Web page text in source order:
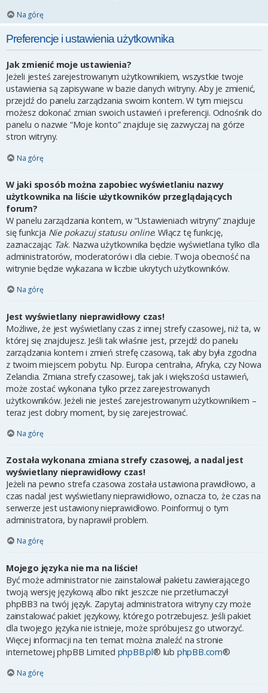
Na górę
Preferencje i ustawienia użytkownika
Jak zmienić moje ustawienia?
Jeżeli jesteś zarejestrowanym użytkownikiem, wszystkie twoje
ustawienia są zapisywane w bazie danych witryny. Aby je zmienić,
przejdź do panelu zarządzania swoim kontem. W tym miejscu
możesz dokonać zmian swoich ustawień i preferencji. Odnośnik do
panelu o nazwie “Moje konto” znajduje się zazwyczaj na górze
stron witryny.
Na górę
W jaki sposób można zapobiec wyświetlaniu nazwy
użytkownika na liście użytkowników przeglądających
forum?
W panelu zarządzania kontem, w “Ustawieniach witryny” znajduje
się funkcja Nie pokazuj statusu online. Włącz tę funkcję,
zaznaczając Tak. Nazwa użytkownika będzie wyświetlana tylko dla
administratorów, moderatorów i dla ciebie. Twoja obecność na
witrynie będzie wykazana w liczbie ukrytych użytkowników.
Na górę
Jest wyświetlany nieprawidłowy czas!
Możliwe, że jest wyświetlany czas z innej strefy czasowej, niż ta, w
której się znajdujesz. Jeśli tak właśnie jest, przejdź do panelu
zarządzania kontem i zmień strefę czasową, tak aby była zgodna
z twoim miejscem pobytu. Np. Europa centralna, Afryka, czy Nowa
Zelandia. Zmiana strefy czasowej, tak jak i większości ustawień,
może zostać wykonana tylko przez zarejestrowanych
użytkowników. Jeżeli nie jesteś zarejestrowanym użytkownikiem –
teraz jest dobry moment, by się zarejestrować.
Na górę
Została wykonana zmiana strefy czasowej, a nadal jest
wyświetlany nieprawidłowy czas!
Jeżeli na pewno strefa czasowa została ustawiona prawidłowo, a
czas nadal jest wyświetlany nieprawidłowo, oznacza to, że czas na
serwerze jest ustawiony nieprawidłowo. Poinformuj o tym
administratora, by naprawił problem.
Na górę
Mojego języka nie ma na liście!
Być może administrator nie zainstalował pakietu zawierającego
twoją wersję językową albo nikt jeszcze nie przetłumaczył
phpBB3 na twój język. Zapytaj administratora witryny czy może
zainstalować pakiet językowy, którego potrzebujesz. Jeśli pakiet
dla twojego języka nie istnieje, może spróbujesz go utworzyć.
Więcej informacji na ten temat można znaleźć na stronie
internetowej phpBB Limited phpBB.pl® lub phpBB.com®
Na górę